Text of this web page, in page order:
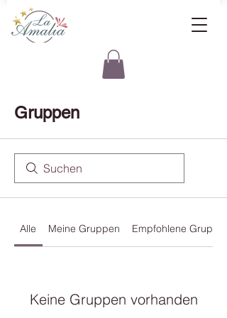
Gruppen
Alle Meine Gruppen Empfohlene Gruppen
Keine Gruppen vorhanden